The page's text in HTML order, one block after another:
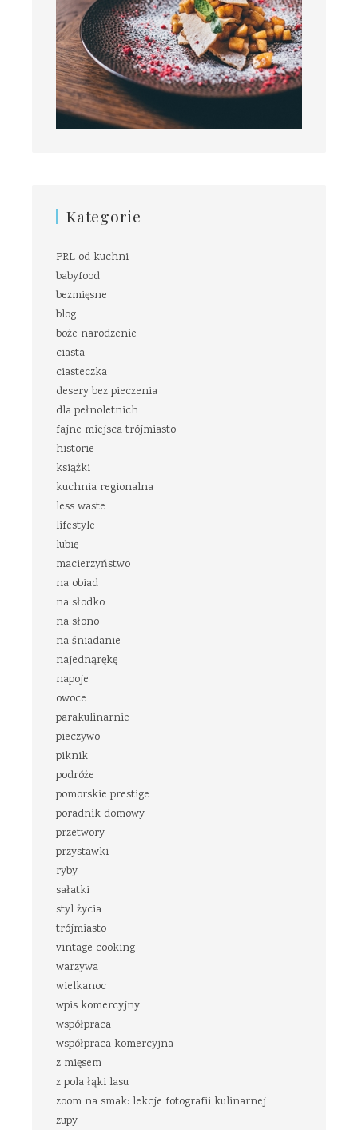
Kategorie
PRL od kuchni
babyfood
bezmięsne
blog
boże narodzenie
ciasta
ciasteczka
desery bez pieczenia
dla pełnoletnich
fajne miejsca trójmiasto
historie
książki
kuchnia regionalna
less waste
lifestyle
lubię
macierzyństwo
na obiad
na słodko
na słono
na śniadanie
najednąrękę
napoje
owoce
parakulinarnie
pieczywo
piknik
podróże
pomorskie prestige
poradnik domowy
przetwory
przystawki
ryby
sałatki
styl życia
trójmiasto
vintage cooking
warzywa
wielkanoc
wpis komercyjny
współpraca
współpraca komercyjna
z mięsem
z pola łąki lasu
zoom na smak: lekcje fotografii kulinarnej
zupy